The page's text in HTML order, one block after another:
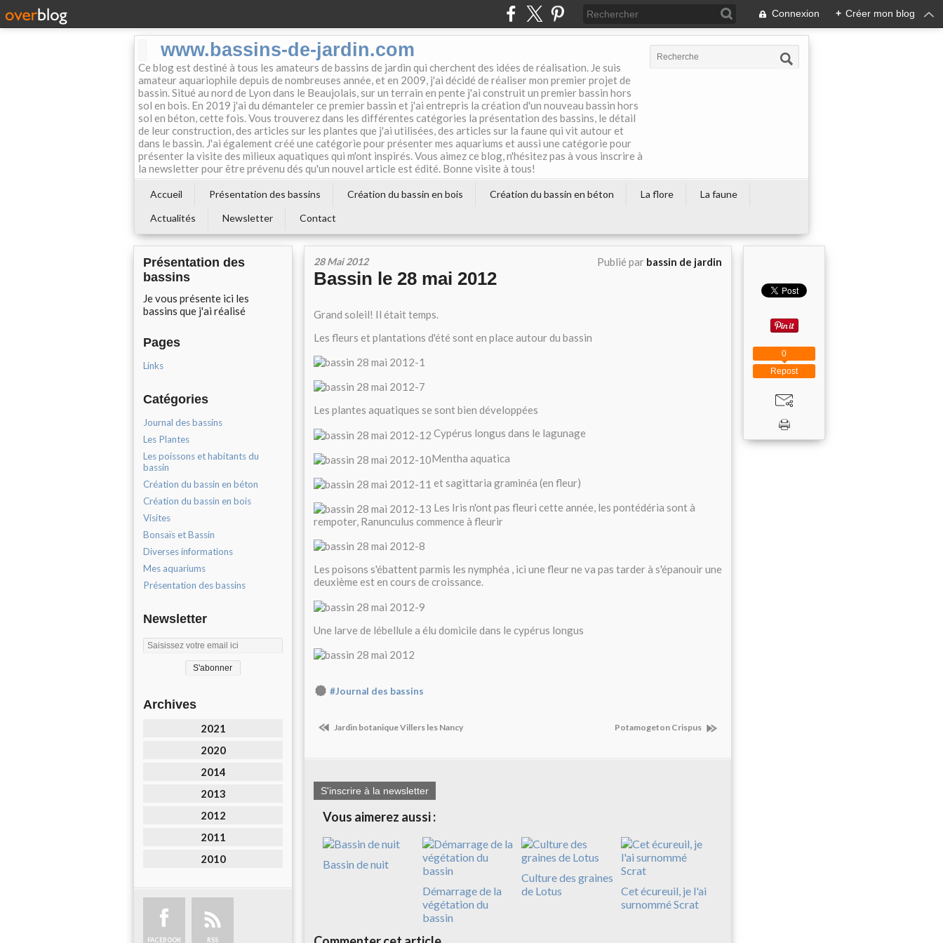
Connexion + Créer mon blog
www.bassins-de-jardin.com
Ce blog est destiné à tous les amateurs de bassins de jardin qui cherchent des idées de réalisation. Je suis
amateur aquariophile depuis de nombreuses année, et en 2009, j'ai décidé de réaliser mon premier projet de
bassin. Situé au nord de Lyon dans le Beaujolais, sur un terrain en pente j'ai construit un premier bassin hors
sol en bois. En 2019 j'ai du démanteler ce premier bassin et j'ai entrepris la création d'un nouveau bassin hors
sol en béton, cette fois. Vous trouverez dans les différentes catégories la présentation des bassins, le détail
de leur construction, des articles sur les plantes que j'ai utilisées, des articles sur la faune qui vit autour et
dans le bassin. J'ai également créé une catégorie pour présenter mes aquariums et aussi une catégorie pour
présenter la visite des milieux aquatiques qui m'ont inspirés. Vous aimez ce blog, n'hésitez pas à vous inscrire à
la newsletter pour être prévenu dés qu'un nouvel article est édité. Bonne visite à tous!
Accueil Présentation des bassins Création du bassin en bois Création du bassin en béton La flore
La faune
Actualités
Newsletter Contact
Présentation des
bassins
Je vous présente ici les
bassins que j'ai réalisé
Pages
Links
Catégories
Journal des bassins
Les Plantes
Les poissons et habitants du
bassin
Création du bassin en béton
Création du bassin en bois
Visites
Bonsaïs et Bassin
Diverses informations
Mes aquariums
Présentation des bassins
Newsletter
Archives
2021
2020
2014
2013
2012
2011
2010
FACEBOOK RSS
28 Mai 2012 Publié par bassin de jardin
Bassin le 28 mai 2012
Grand soleil! Il était temps.
Les fleurs et plantations d'été sont en place autour du bassin
Les plantes aquatiques se sont bien développées
Cypérus longus dans le lagunage
Mentha aquatica
et sagittaria graminéa (en fleur)
Les Iris n'ont pas fleuri cette année, les pontédéria sont à
rempoter, Ranunculus commence à fleurir
Les poisons s'ébattent parmis les nymphéa , ici une fleur ne va pas tarder à s'épanouir une
deuxième est en cours de croissance.
Une larve de lébellule a élu domicile dans le cypérus longus
#Journal des bassins
Jardin botanique Villers les Nancy Potamogeton Crispus
S'inscrire à la newsletter
Vous aimerez aussi :
Bassin de nuit
Démarrage de la
végétation du
bassin
Culture des graines
de Lotus
Cet écureuil, je l'ai
surnommé Scrat
Repost
0